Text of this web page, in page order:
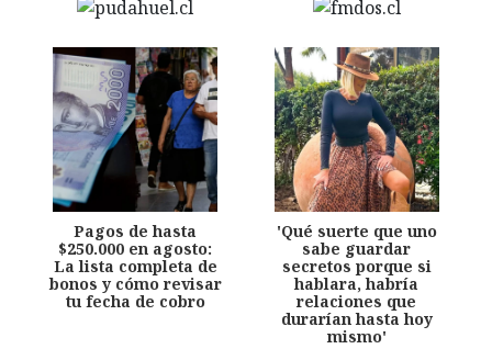
Pagos de hasta
$250.000 en agosto:
La lista completa de
bonos y cómo revisar
tu fecha de cobro
'Qué suerte que uno
sabe guardar
secretos porque si
hablara, habría
relaciones que
durarían hasta hoy
mismo'